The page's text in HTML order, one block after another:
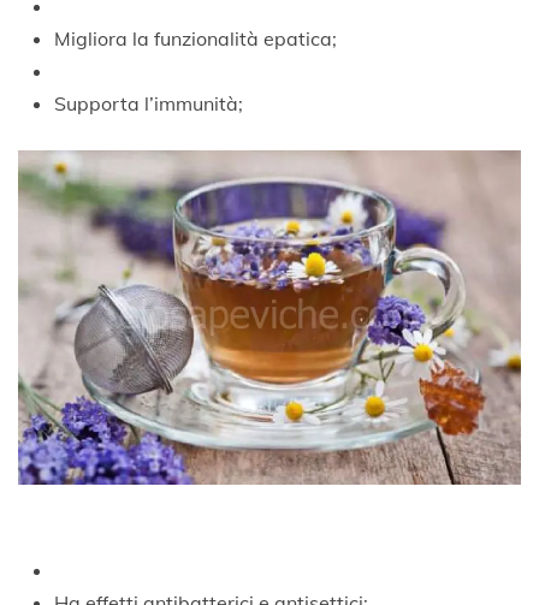
Migliora la funzionalità epatica;
Supporta l’immunità;